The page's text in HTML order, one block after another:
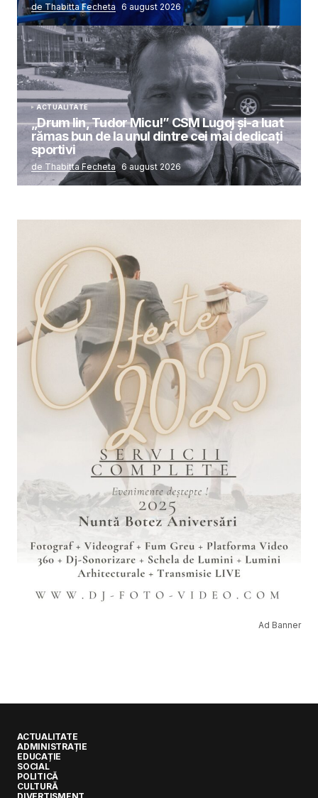
de Thabitta Fecheta 6 august 2026
ACTUALITATE
„Drum lin, Tudor Micu!” CSM Lugoj și-a luat
rămas bun de la unul dintre cei mai dedicați
sportivi
de Thabitta Fecheta 6 august 2026
Ad Banner
ACTUALITATE
ADMINISTRAȚIE
EDUCAȚIE
SOCIAL
POLITICĂ
CULTURĂ